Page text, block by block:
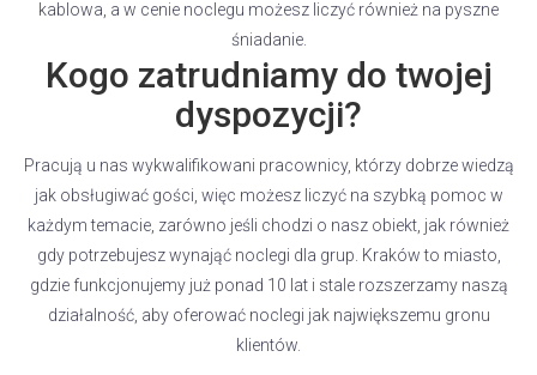
kablowa, a w cenie noclegu możesz liczyć również na pyszne
śniadanie.
Kogo zatrudniamy do twojej
dyspozycji?
Pracują u nas wykwalifikowani pracownicy, którzy dobrze wiedzą
jak obsługiwać gości, więc możesz liczyć na szybką pomoc w
każdym temacie, zarówno jeśli chodzi o nasz obiekt, jak również
gdy potrzebujesz wynająć noclegi dla grup. Kraków to miasto,
gdzie funkcjonujemy już ponad 10 lat i stale rozszerzamy naszą
działalność, aby oferować noclegi jak największemu gronu
klientów.